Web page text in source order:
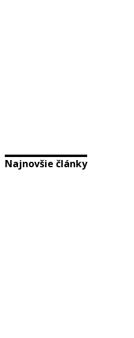
Najnovšie články